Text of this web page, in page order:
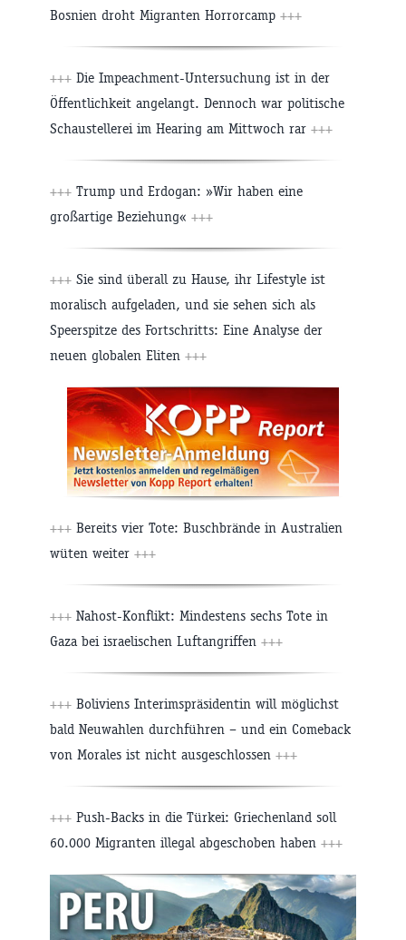
Bosnien droht Migranten Horrorcamp +++
+++ Die Impeachment-Untersuchung ist in der
Öffentlichkeit angelangt. Dennoch war politische
Schaustellerei im Hearing am Mittwoch rar +++
+++ Trump und Erdogan: »Wir haben eine
großartige Beziehung« +++
+++ Sie sind überall zu Hause, ihr Lifestyle ist
moralisch aufgeladen, und sie sehen sich als
Speerspitze des Fortschritts: Eine Analyse der
neuen globalen Eliten +++
+++ Bereits vier Tote: Buschbrände in Australien
wüten weiter +++
+++ Nahost-Konflikt: Mindestens sechs Tote in
Gaza bei israelischen Luftangriffen +++
+++ Boliviens Interimspräsidentin will möglichst
bald Neuwahlen durchführen – und ein Comeback
von Morales ist nicht ausgeschlossen +++
+++ Push-Backs in die Türkei: Griechenland soll
60.000 Migranten illegal abgeschoben haben +++